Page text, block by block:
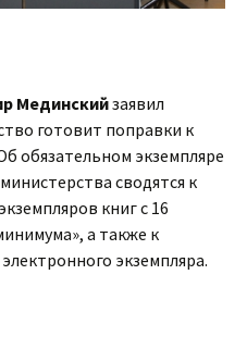
Мединскийзаявил
готовит поправки к
обязательном экземпляре
сводятся к
книг с 16
а также к
экземпляра.